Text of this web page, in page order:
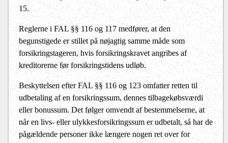
15.
Reglerne i FAL §§ 116 og 117 medfører, at den
begunstigede er stillet på nøjagtig samme måde som
forsikringstageren, hvis forsikringskravet angribes af
kreditorerne før forsikringstidens udløb.
Beskyttelsen efter FAL §§ 116 og 123 omfatter retten til
udbetaling af en forsikringssum, dennes tilbagekøbsværdi
eller bonussum. Det følger omvendt af bestemmelserne, at
når en livs- eller ulykkesforsikringssum er udbetalt, så har de
pågældende personer ikke længere nogen ret over for